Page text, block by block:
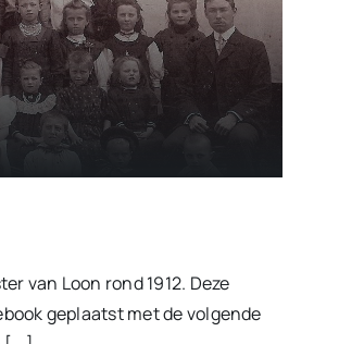
van Loon rond 1912. Deze
geplaatst met de volgende